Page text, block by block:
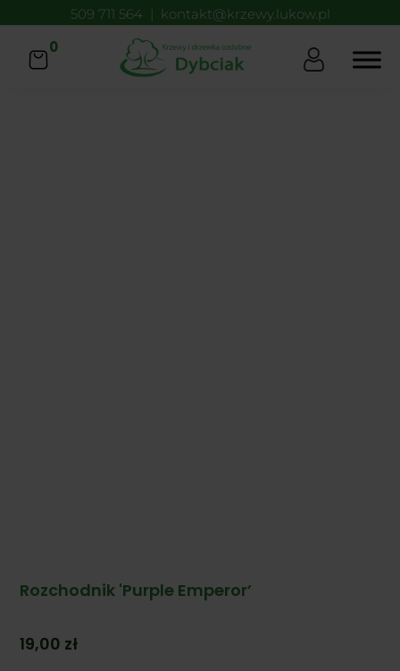
509 711 564 | kontakt@krzewy.lukow.pl
0
Rozchodnik 'Purple Emperor’
19,00 zł